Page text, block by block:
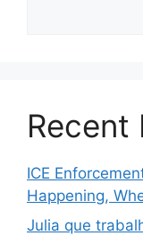
Recent
ICE
Happening,
Julia que